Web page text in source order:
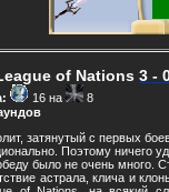
of Nations 3 -
16 на
8
затянутый с первых
Поэтому ничего
было не очень много.
астрала, клича и